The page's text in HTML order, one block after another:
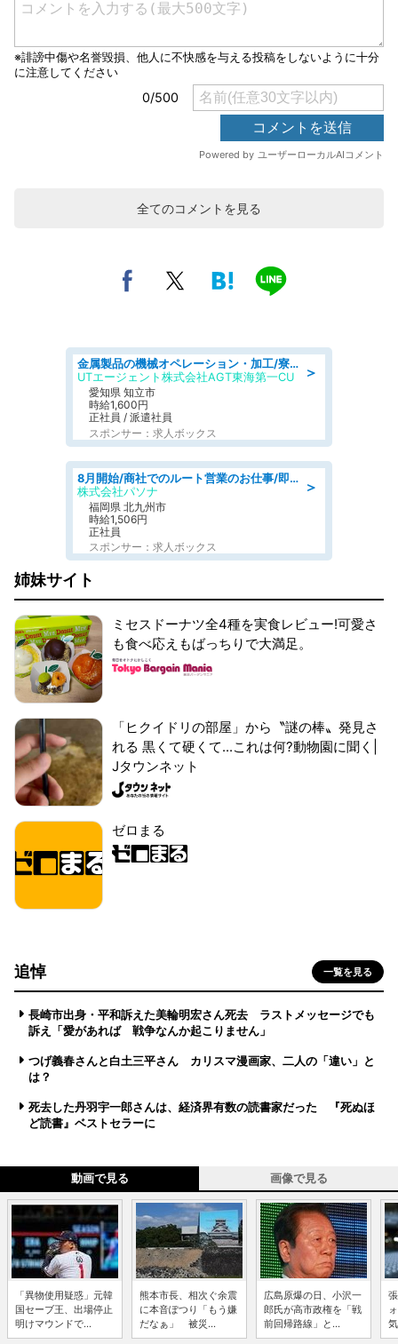
全てのコメントを見る
＞
金属製品の機械オペレーション・加工/寮完備/日払い/工場・製造
UTエージェント株式会社AGT東海第一CU
愛知県 知立市
時給1,600円
正社員 / 派遣社員
スポンサー：求人ボックス
＞
8月開始/商社でのルート営業のお仕事/即日勤務可/車通勤可/営業
株式会社パソナ
福岡県 北九州市
時給1,506円
正社員
スポンサー：求人ボックス
姉妹サイト
ミセスドーナツ全4種を実食レビュー!可愛さ
も食べ応えもばっちりで大満足。
「ヒクイドリの部屋」から〝謎の棒〟発見さ
れる 黒くて硬くて...これは何?動物園に聞く|
Jタウンネット
ゼロまる
追悼 一覧を見る
長崎市出身・平和訴えた美輪明宏さん死去 ラストメッセージでも
訴え「愛があれば 戦争なんか起こりません」
つげ義春さんと白土三平さん カリスマ漫画家、二人の「違い」と
は？
死去した丹羽宇一郎さんは、経済界有数の読書家だった 『死ぬほ
ど読書』ベストセラーに
動画で見る 画像で見る
「異物使用疑惑」元韓
国セーブ王、出場停止
明けマウンドで...
熊本市長、相次ぐ余震
に本音ぽつり「もう嫌
だなぁ」 被災...
広島原爆の日、小沢一
郎氏が高市政権を「戦
前回帰路線」と...